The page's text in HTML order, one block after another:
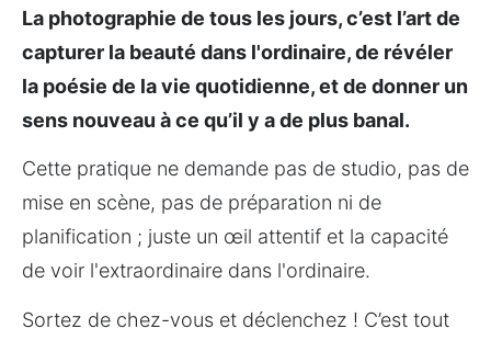
La photographie de tous les jours, c’est l’art de
capturer la beauté dans l'ordinaire, de révéler
la poésie de la vie quotidienne, et de donner un
sens nouveau à ce qu’il y a de plus banal.
Cette pratique ne demande pas de studio, pas de
mise en scène, pas de préparation ni de
planification ; juste un œil attentif et la capacité
de voir l'extraordinaire dans l'ordinaire.
Sortez de chez-vous et déclenchez ! C’est tout